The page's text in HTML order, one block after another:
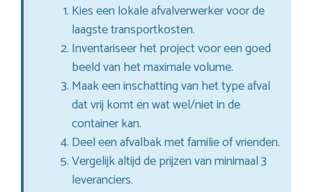
Kies een lokale afvalverwerker voor de
laagste transportkosten.
Inventariseer het project voor een goed
beeld van het maximale volume.
Maak een inschatting van het type afval
dat vrij komt en wat wel/niet in de
container kan.
Deel een afvalbak met familie of vrienden.
Vergelijk altijd de prijzen van minimaal 3
leveranciers.